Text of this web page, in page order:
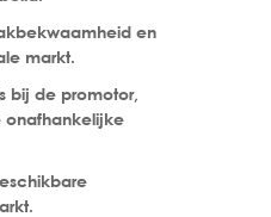
en
markt.
bij de promotor,
onafhankelijke